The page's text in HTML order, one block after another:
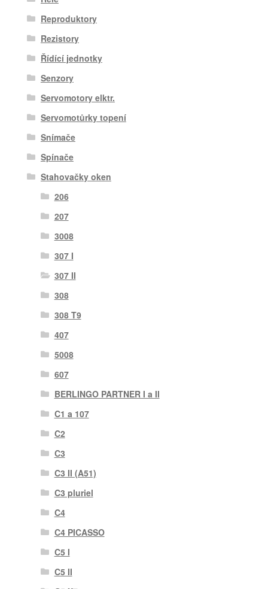
Reproduktory
Rezistory
Řídící jednotky
Senzory
Servomotory elktr.
Servomotůrky topení
Snímače
Spínače
Stahovačky oken
206
207
3008
307 I
307 II
308
308 T9
407
5008
607
BERLINGO PARTNER I a II
C1 a 107
C2
C3
C3 II (A51)
C3 pluriel
C4
C4 PICASSO
C5 I
C5 II